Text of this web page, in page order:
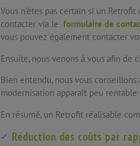
Vous n'êtes pas certain si un
contacter via le formulaire de
vous pouvez également contacter
Ensuite, nous venons à vous afin de
Bien entendu, nous vous
modernisation apparaît peu rentable
En résumé, un Retrofit réalisable
Réduction des coûts par